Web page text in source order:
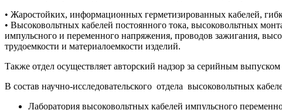
• Жаростойких, информационных герметизированных кабелей,
• Высоковольтных кабелей постоянного тока, высоковольтных
импульсного и переменного напряжения, проводов зажигания,
трудоемкости и материалоемкости изделий.
Также отдел осуществляет авторский надзор за серийным выпуском
В состав научно-исследовательского отдела высоковольтных
Лаборатория высоковольтных кабелей импульсного